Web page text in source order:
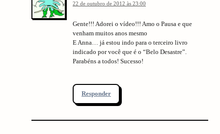
22 de outubro de 2012 às 23:00
Gente!!! Adorei o vídeo!!! Amo o Pausa e que
venham muitos anos mesmo
E Anna… já estou indo para o terceiro livro
indicado por você que é o “Belo Desastre”.
Parabéns a todos! Sucesso!
Responder